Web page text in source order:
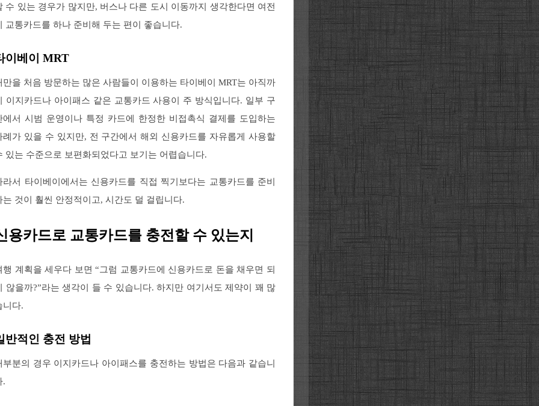
수 있는 경우가 많지만, 버스나 다른 도시 이동까지 생각한다면 여전
교통카드를 하나 준비해 두는 편이 좋습니다.
이베이 MRT
만을 처음 방문하는 많은 사람들이 이용하는 타이베이 MRT는 아직까
이지카드나 아이패스 같은 교통카드 사용이 주 방식입니다. 일부 구
에서 시범 운영이나 특정 카드에 한정한 비접촉식 결제를 도입하는
례가 있을 수 있지만, 전 구간에서 해외 신용카드를 자유롭게 사용할
있는 수준으로 보편화되었다고 보기는 어렵습니다.
라서 타이베이에서는 신용카드를 직접 찍기보다는 교통카드를 준비
는 것이 훨씬 안정적이고, 시간도 덜 걸립니다.
용카드로 교통카드를 충전할 수 있는지
행 계획을 세우다 보면 “그럼 교통카드에 신용카드로 돈을 채우면 되
않을까?”라는 생각이 들 수 있습니다. 하지만 여기서도 제약이 꽤 많
니다.
반적인 충전 방법
부분의 경우 이지카드나 아이패스를 충전하는 방법은 다음과 같습니
.